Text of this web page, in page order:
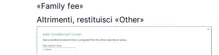
«Family fee»
Altrimenti, restituisci «Other»